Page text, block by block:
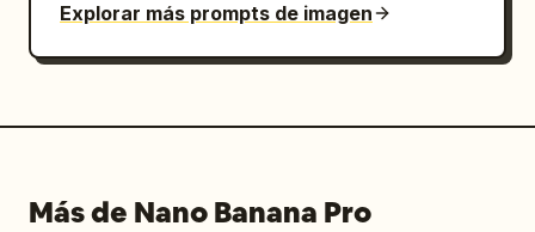
Explorar más prompts de imagen
Más de Nano Banana Pro